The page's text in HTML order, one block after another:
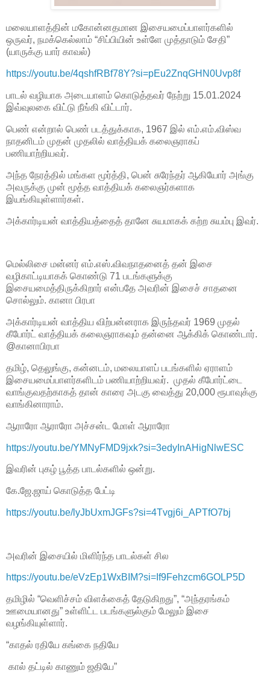
மலையாளத்தின் மகோன்னதமான இசையமைப்பாளர்களில்
ஒருவர், நமக்கெல்லாம் “சிப்பியின் உள்ளே முத்தாடும் சேதி”
(யாருக்கு யார் காவல்)
https://youtu.be/4qshfRBf78Y?si=pEu2ZnqGHN0Uvp8f
பாடல் வழியாக அடையாளம் கொடுத்தவர் நேற்று 15.01.2024
இவ்வுலகை விட்டு நீங்கி விட்டார்.
பெண் என்றால் பெண் படத்துக்காக, 1967 இல் எம்.எம்.விஸ்வ
நாதனிடம் முதன் முதலில் வாத்தியக் கலைஞராகப்
பணியாற்றியவர்.
அந்த நேரத்தில் மங்கள மூர்த்தி, பென் சுரேந்தர் ஆகியோர் அங்கு
அவருக்கு முன் மூத்த வாத்தியக் கலைஞர்களாக
இயங்கியுள்ளார்கள்.
அக்கார்டியன் வாத்தியத்தைத் தானே சுயமாகக் கற்ற சுயம்பு இவர்.
மெல்லிசை மன்னர் எம்.எஸ்.விவநாதனைத் தன் இசை
வழிகாட்டியாகக் கொண்டு 71 படங்களுக்கு
இசையமைத்திருக்கிறார் என்பதே அவரின் இசைச் சாதனை
சொல்லும். கானா பிரபா
அக்கார்டியன் வாத்திய விற்பன்னராக இருந்தவர் 1969 முதல்
கீபோர்ட் வாத்தியக் கலைஞராகவும் தன்னை ஆக்கிக் கொண்டார்.
@கானாபிரபா
தமிழ், தெலுங்கு, கன்னடம், மலையாளப் படங்களில் ஏராளம்
இசையமைப்பாளர்களிடம் பணியாற்றியவர். முதல் கீபோர்ட்டை
வாங்குவதற்காகத் தான் காரை அடகு வைத்து 20,000 ரூபாவுக்கு
வாங்கினாராம்.
ஆராரோ ஆராரோ அச்சன்ட மோள் ஆராரோ
https://youtu.be/YMNyFMD9jxk?si=3edyInAHigNlwESC
இவரின் புகழ் பூத்த பாடல்களில் ஒன்று.
கே.ஜே.ஜாய் கொடுத்த பேட்டி
https://youtu.be/lyJbUxmJGFs?si=4Tvgj6i_APTfO7bj
அவரின் இசையில் மிளிர்ந்த பாடல்கள் சில
https://youtu.be/eVzEp1WxBIM?si=If9Fehzcm6GOLP5D
தமிழில் “வெளிச்சம் விளக்கைத் தேடுகிறது”, “அந்தரங்கம்
ஊமையானது” உள்ளிட்ட படங்களுல்கும் மேலும் இசை
வழங்கியுள்ளார்.
“காதல் ரதியே கங்கை நதியே
கால் தட்டில் காணும் ஜதியே”